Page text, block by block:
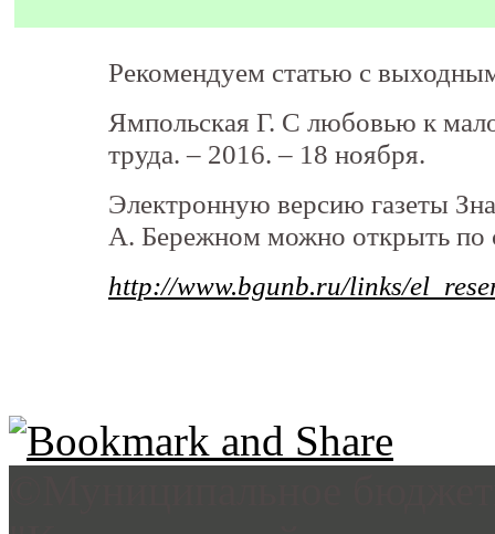
Рекомендуем статью с
Ямпольская Г. С любовью к
труда. – 2016. – 18 ноября.
Электронную версию газеты
А. Бережном можно открыть по
http://www.bgunb.ru/links/